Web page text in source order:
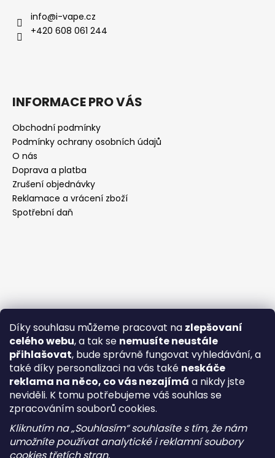
Díky souhlasu můžeme pracovat na zlepšovaní
celého webu, a tak se nemusíte neustále
přihlašovat, bude správně fungovat vyhledávání, a
také díky personalizaci na vás také neskáče
reklama na něco, co vás nezajímá a nikdy jste
neviděli. K tomu potřebujeme váš souhlas se
zpracováním souborů cookies.
Kliknutím na „Souhlasím“ souhlasíte s tím, že nám
umožníte používat analytické i reklamní soubory
info@i-vape.cz
+420 608 061 244
INFORMACE PRO VÁS
Obchodní podmínky
Podmínky ochrany osobních údajů
O nás
Doprava a platba
Zrušení objednávky
Reklamace a vrácení zboží
Spotřební daň